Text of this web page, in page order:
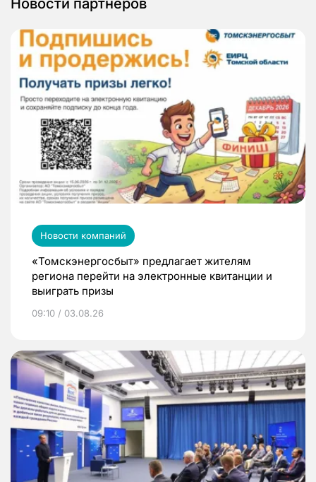
Новости компаний
«Томскэнергосбыт» предлагает жителям
региона перейти на электронные квитанции и
выиграть призы
09:10 / 03.08.26